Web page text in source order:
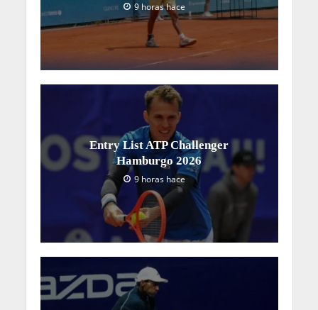
9 horas hace
Entry List ATP Challenger
Hamburgo 2026
9 horas hace